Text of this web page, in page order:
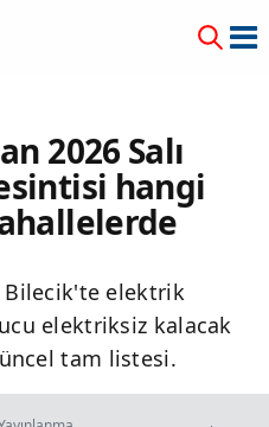
2026 Salı
hangi
Bilecik'te elektrik
elektriksiz kalacak
tam listesi.